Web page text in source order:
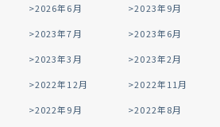
2026年6月 2023年9月
2023年7月
2023年6月
2023年3月
2023年2月
2022年12月
2022年11月
2022年9月
2022年8月